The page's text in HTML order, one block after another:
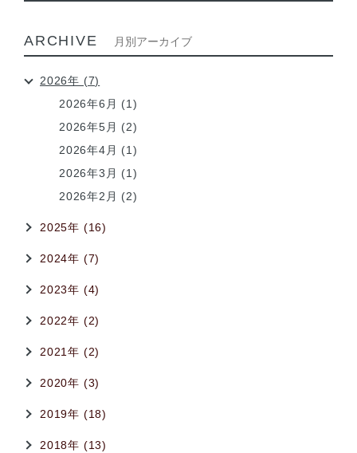
ARCHIVE 月別アーカイブ
2026年 (7)
2026年6月 (1)
2026年5月 (2)
2026年4月 (1)
2026年3月 (1)
2026年2月 (2)
2025年 (16)
2024年 (7)
2023年 (4)
2022年 (2)
2021年 (2)
2020年 (3)
2019年 (18)
2018年 (13)